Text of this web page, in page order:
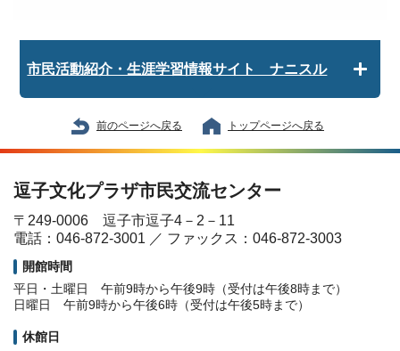
市民活動紹介・生涯学習情報サイト ナニスル
前のページへ戻る トップページへ戻る
逗子文化プラザ市民交流センター
〒249-0006 逗子市逗子4－2－11
電話：046-872-3001 ／ ファックス：046-872-3003
開館時間
平日・土曜日 午前9時から午後9時（受付は午後8時まで）
日曜日 午前9時から午後6時（受付は午後5時まで）
休館日